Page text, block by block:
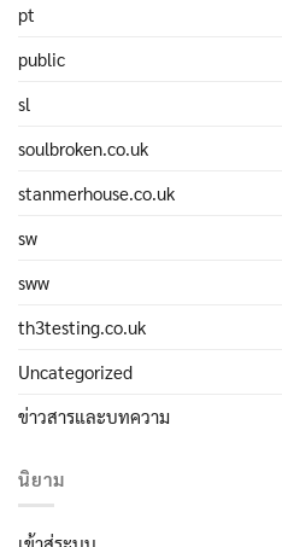
pt
public
sl
soulbroken.co.uk
stanmerhouse.co.uk
sw
sww
th3testing.co.uk
Uncategorized
ข่าวสารและบทความ
นิยาม